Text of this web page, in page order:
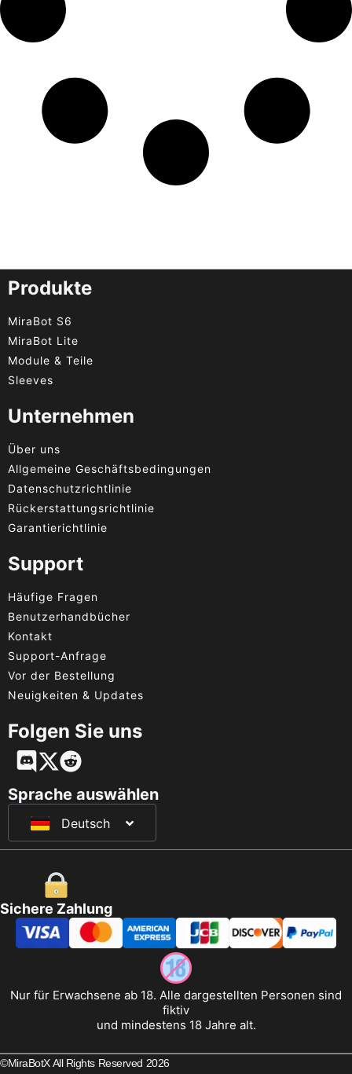
Produkte
MiraBot S6
MiraBot Lite
Module & Teile
Sleeves
Unternehmen
Über uns
Allgemeine Geschäftsbedingungen
Datenschutzrichtlinie
Rückerstattungsrichtlinie
Garantierichtlinie
Support
Häufige Fragen
Benutzerhandbücher
Kontakt
Support-Anfrage
Vor der Bestellung
Neuigkeiten & Updates
Folgen Sie uns
Sprache auswählen
Deutsch
English
Français
日本語
Sichere Zahlung
Nur für Erwachsene ab 18. Alle dargestellten Personen sind
fiktiv
und mindestens 18 Jahre alt.
©MiraBotX All Rights Reserved 2026